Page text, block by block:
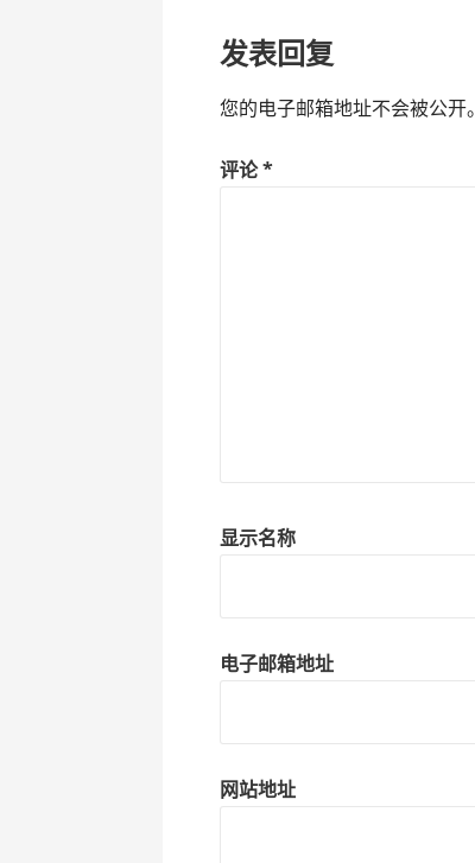
发表回复
您的电子邮箱地址不会被公开。
评论*
显示名称
电子邮箱地址
网站地址